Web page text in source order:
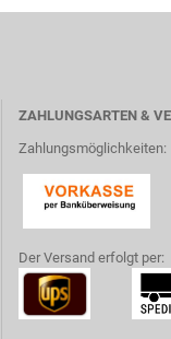
ZAHLUNGSARTEN &
Zahlungsmöglichkeiten:
Der Versand erfolgt per: